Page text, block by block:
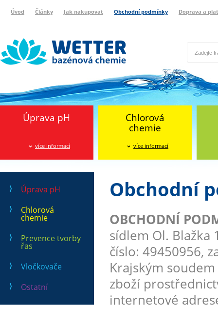
Úvod Články Jak nakupovat Obchodní podmínky Doprava a
Úprava pH
více informací
Chlorová
chemie
více informací
Úprava pH
Chlorová
chemie
Prevence tvorby
řas
Vločkovače
Ostatní
Obchodní
OBCHODNÍ
sídlem Ol. Blažka
číslo: 49450956,
Krajským
zboží
internetové